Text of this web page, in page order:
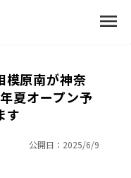
menu
模原南が神奈
夏オープン予
す
公開日： 2025/6/9